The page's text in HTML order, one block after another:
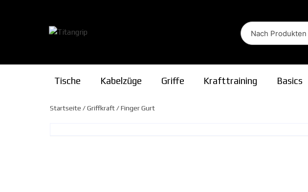
Tische Kabelzüge Griffe Krafttraining Basics
Startseite /Griffkraft/ Finger Gurt